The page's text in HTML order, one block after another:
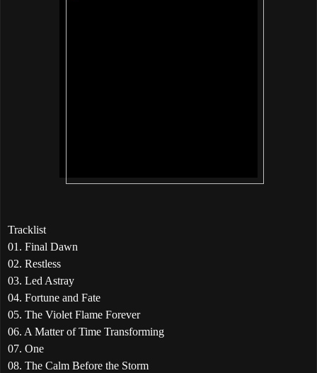
Tracklist
01. Final Dawn
02. Restless
03. Led Astray
04. Fortune and Fate
05. The Violet Flame Forever
06. A Matter of Time Transforming
07. One
08. The Calm Before the Storm